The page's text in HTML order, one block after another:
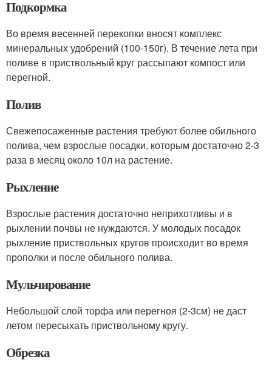
Подкормка
Во время весенней перекопки вносят комплекс
минеральных удобрений (100-150г). В течение лета при
поливе в приствольный круг рассыпают компост или
перегной.
Полив
Свежепосаженные растения требуют более обильного
полива, чем взрослые посадки, которым достаточно 2-3
раза в месяц около 10л на растение.
Рыхление
Взрослые растения достаточно неприхотливы и в
рыхлении почвы не нуждаются. У молодых посадок
рыхление приствольных кругов происходит во время
прополки и после обильного полива.
Мульчирование
Небольшой слой торфа или перегноя (2-3см) не даст
летом пересыхать приствольному кругу.
Обрезка